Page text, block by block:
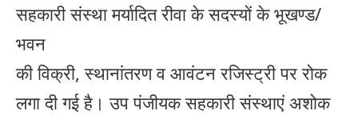
सहकारी संस्था मर्यादित रीवा के सदस्यों के भूखण्ड/
भवन
की विक्री, स्थानांतरण व आवंटन रजिस्ट्री पर रोक
लगा दी गई है। उप पंजीयक सहकारी संस्थाएं अशोक